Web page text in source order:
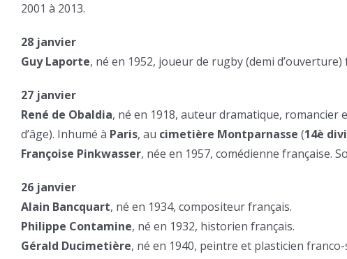
2001 à 2013.
28 janvier
Guy Laporte, né en 1952, joueur de rugby (demi
27 janvier
René de Obaldia, né en 1918, auteur dramatique, romancier
d’âge). Inhumé à Paris, au cimetière Montparnasse (14è
Françoise Pinkwasser, née en 1957, comédienne française.
26 janvier
Alain Bancquart, né en 1934, compositeur français.
Philippe Contamine, né en 1932, historien français.
Gérald Ducimetière, né en 1940, peintre et plasticien